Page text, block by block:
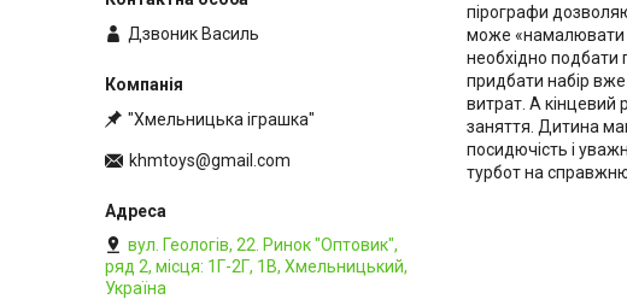
пірографи
може «намалювати
необхідно подбати
придбати набір
витрат. А кінцевий
заняття. Дитина
посидючість і
турбот на справжню
Дзвоник Василь
"Хмельницька іграшка"
khmtoys@gmail.com
вул. Геологів, 22. Ринок "Оптовик",
ряд 2, місця: 1Г-2Г, 1В, Хмельницький,
Україна